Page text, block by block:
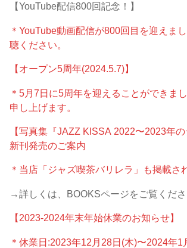
【YouTube配信800回記念！】
＊YouTube動画配信が800回目を迎えま
聴ください。
【オープン5周年(2024.5.7)】
＊5月7日に5周年を迎えることができま
申し上げます。
【写真集『JAZZ KISSA 2022〜2023年の
新刊発売のご案内
＊当店「ジャズ喫茶バリレラ」も掲載さ
→詳しくは、BOOKSページをご覧くださ
【2023-2024年末年始休業のお知らせ】
＊休業日:2023年12月28日(木)〜2024年1